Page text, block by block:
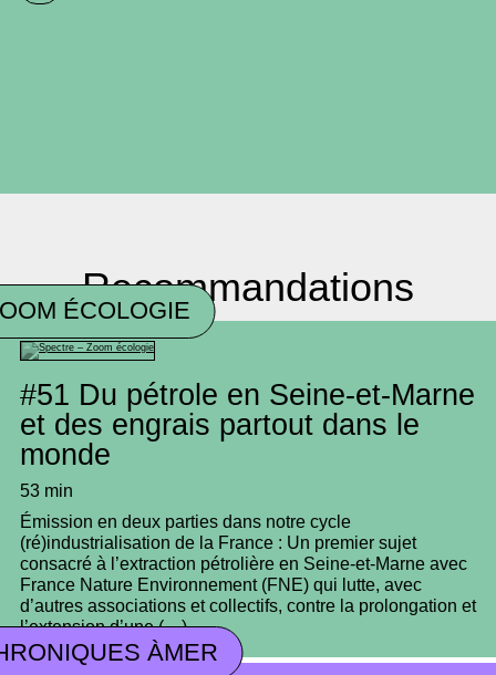
Recommandations
ÉCOLOGIE
#51 Du pétrole en Seine-et-Marne
et des engrais partout dans le
monde
53 min
Émission en deux parties dans notre cycle
(ré)industrialisation de la France : Un premier sujet
consacré à l’extraction pétrolière en Seine-et-Marne avec
France Nature Environnement (FNE) qui lutte, avec
d’autres associations et collectifs, contre la prolongation et
l’extension d’une (…)
ÀMER